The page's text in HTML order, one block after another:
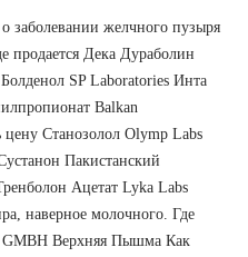
заболевании желчного пузыря
продается Дека Дураболин
SP Laboratories Инта
Balkan
цену Станозолол Olymp Labs
Пакистанский
Ацетат Lyka Labs
наверное молочного. Где
GMBH Верхняя Пышма Как